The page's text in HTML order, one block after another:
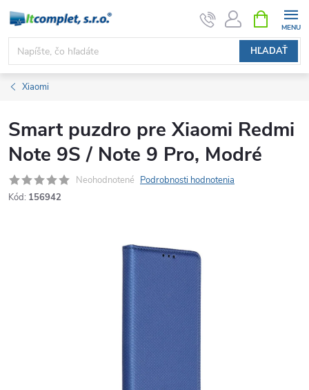
Prejsť
obsah
HĽADAŤ
KOŠÍK
Xiaomi
Smart puzdro pre Xiaomi Redmi
Note 9S / Note 9 Pro, Modré
Neohodnotené Podrobnosti hodnotenia
Kód: 156942